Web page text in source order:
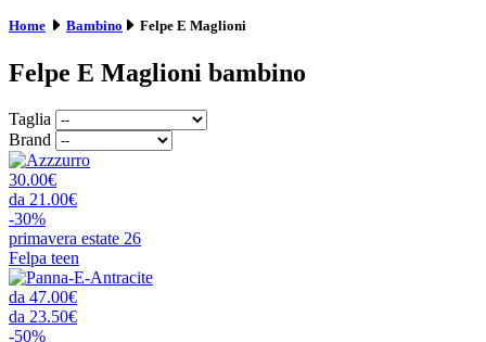
Home Bambino Felpe E Maglioni
Felpe E Maglioni bambino
Taglia
Brand
30.00€
da 21.00€
-30%
primavera estate 26
Felpa teen
da 47.00€
da 23.50€
-50%